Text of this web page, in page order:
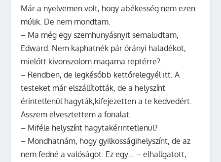
Már a nyelvemen volt, hogy abékesség nem ezen
múlik. De nem mondtam.
– Ma még egy szemhunyásnyit semaludtam,
Edward. Nem kaphatnék pár órányi haladékot,
mielőtt kivonszolom magama reptérre?
– Rendben, de legkésőbb kettőrelegyél itt. A
testeket már elszállították, de a helyszínt
érintetlenül hagyták,kifejezetten a te kedvedért.
Asszem elvesztettem a fonalat.
– Miféle helyszínt hagytakérintetlenül?
– Mondhatnám, hogy gyilkosságihelyszínt, de az
nem fedné a valóságot. Ez egy… – elhallgatott,